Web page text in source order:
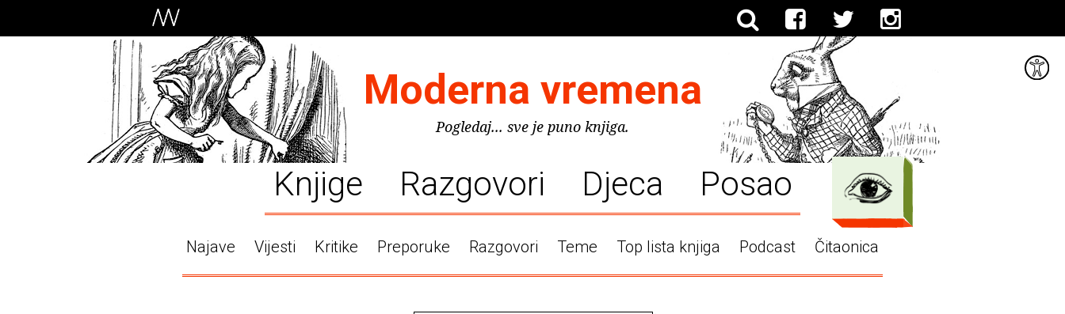
Moderna vremena
Pogledaj... sve je puno knjiga.
Knjige Razgovori Djeca Posao
Najave Vijesti Kritike Preporuke Razgovori Teme Top lista knjiga Podcast Čitaonica